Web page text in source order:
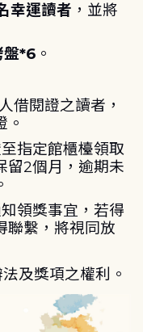
幸運讀者 ，並將
盤*6 。
借閱證之讀者，
。
指定館櫃檯領取
留2個月，逾期未
領獎事宜，若得
聯繫，將視同放
及獎項之權利。